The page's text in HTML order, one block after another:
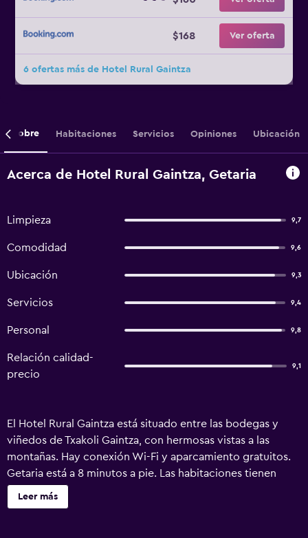
$168 Ver oferta
6 ofertas más de Hotel Rural Gaintza
Sobre Habitaciones Servicios Opiniones Ubicación
Acerca de Hotel Rural Gaintza, Getaria
Limpieza 9,7
Comodidad 9,6
Ubicación 9,3
Servicios 9,4
Personal 9,8
Relación calidad-
precio
9,1
El Hotel Rural Gaintza está situado entre las bodegas y
viñedos de Txakoli Gaintza, con hermosas vistas a las
montañas. Hay conexión Wi-Fi y aparcamiento gratuitos.
Getaria está a 8 minutos a pie. Las habitaciones tienen
vistas a las montañas, al mar o a los viñedos. Todas
disponen de escritorio, TV de pantalla plana y baño
Leer más